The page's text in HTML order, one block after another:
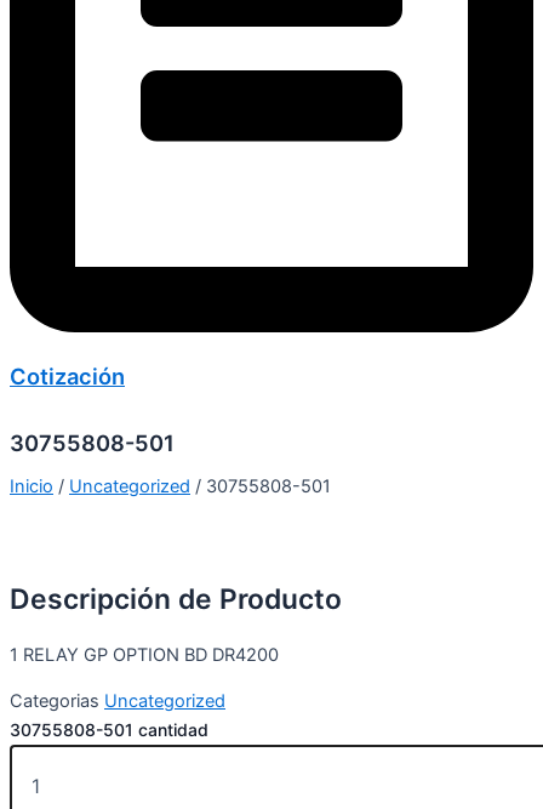
Cotización
30755808-501
Inicio / Uncategorized / 30755808-501
Descripción de Producto
1 RELAY GP OPTION BD DR4200
Categorias Uncategorized
30755808-501 cantidad